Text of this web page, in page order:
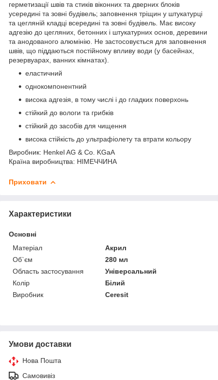
герметизації швів та стиків віконних та дверних блоків
усередині та зовні будівель; заповнення тріщин у штукатурці
та цегляній кладці всередині та зовні будівель. Має високу
адгезію до цегляних, бетонних і штукатурних основ, деревини
та анодованого алюмінію. Не застосовується для заповнення
швів, що піддаються постійному впливу води (у басейнах,
резервуарах, ванних кімнатах).
еластичний
однокомпонентний
висока адгезія, в тому числі і до гладких поверхонь
стійкий до вологи та грибків
стійкий до засобів для чищення
висока стійкість до ультрафіолету та втрати кольору
Виробник: Henkel AG & Co. KGaA
Країна виробництва: НІМЕЧЧИНА
Приховати
Характеристики
Основні
Матеріал
Акрил
Об`єм
280 мл
Область застосування
Універсальний
Колір
Білий
Виробник
Ceresit
Умови доставки
Нова Пошта
Самовивіз